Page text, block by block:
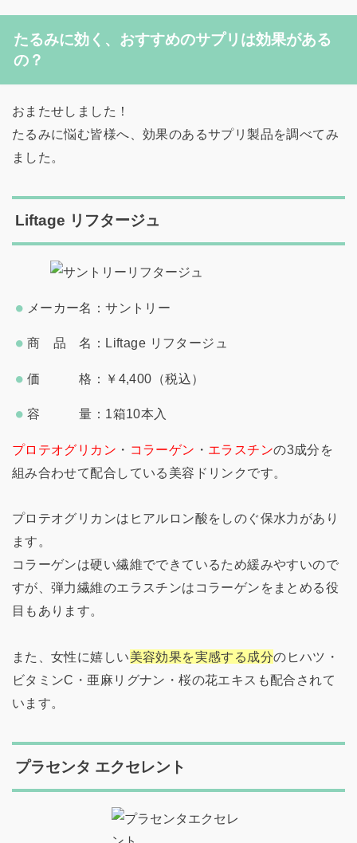
たるみに効く、おすすめのサプリは効果がある
の？
おまたせしました！
たるみに悩む皆様へ、効果のあるサプリ製品を調べてみ
ました。
Liftage リフタージュ
メーカー名：サントリー
商 品 名：Liftage リフタージュ
価 格：￥4,400（税込）
容 量：1箱10本入
プロテオグリカン ・ コラーゲン ・ エラスチンの3成分を
組み合わせて配合している美容ドリンクです。
プロテオグリカンはヒアルロン酸をしのぐ保水力があり
ます。
コラーゲンは硬い繊維でできているため緩みやすいので
すが、弾力繊維のエラスチンはコラーゲンをまとめる役
目もあります。
また、女性に嬉しい美容効果を実感する成分のヒハツ・
ビタミンC・亜麻リグナン・桜の花エキスも配合されて
います。
プラセンタ エクセレント